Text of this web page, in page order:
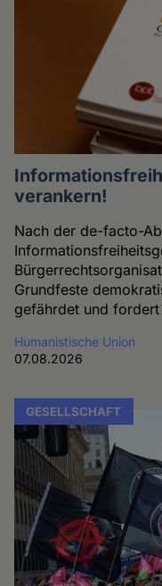
verankern!
Nach der de-facto-
Grundfeste
gefährdet und fordert
Humanistische Union
07.08.2026
GESELLSCHAFT